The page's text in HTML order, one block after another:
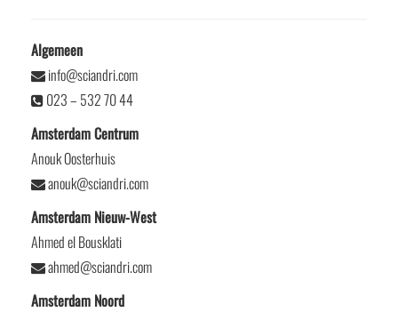
Algemeen
info@sciandri.com
023 – 532 70 44
Amsterdam Centrum
Anouk Oosterhuis
anouk@sciandri.com
Amsterdam Nieuw-West
Ahmed el Bousklati
ahmed@sciandri.com
Amsterdam Noord